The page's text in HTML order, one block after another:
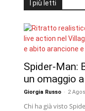
I più letti
Spider-Man:
un omaggio
Giorgia Russo - 2
Chi ha già visto